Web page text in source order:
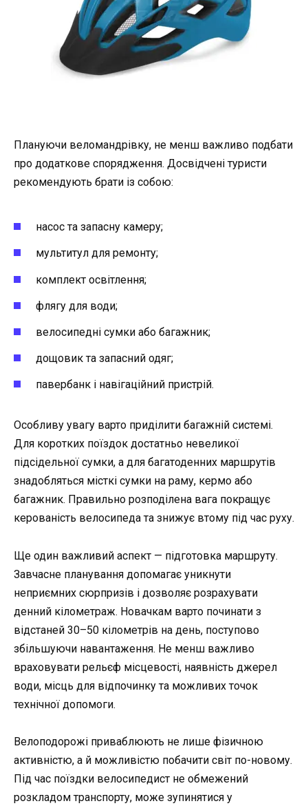
Плануючи веломандрівку, не менш важливо подбати
про додаткове спорядження. Досвідчені туристи
рекомендують брати із собою:
насос та запасну камеру;
мультитул для ремонту;
комплект освітлення;
флягу для води;
велосипедні сумки або багажник;
дощовик та запасний одяг;
павербанк і навігаційний пристрій.
Особливу увагу варто приділити багажній системі.
Для коротких поїздок достатньо невеликої
підсідельної сумки, а для багатоденних маршрутів
знадобляться місткі сумки на раму, кермо або
багажник. Правильно розподілена вага покращує
керованість велосипеда та знижує втому під час руху.
Ще один важливий аспект — підготовка маршруту.
Завчасне планування допомагає уникнути
неприємних сюрпризів і дозволяє розрахувати
денний кілометраж. Новачкам варто починати з
відстаней 30–50 кілометрів на день, поступово
збільшуючи навантаження. Не менш важливо
враховувати рельєф місцевості, наявність джерел
води, місць для відпочинку та можливих точок
технічної допомоги.
Велоподорожі приваблюють не лише фізичною
активністю, а й можливістю побачити світ по-новому.
Під час поїздки велосипедист не обмежений
розкладом транспорту, може зупинятися у